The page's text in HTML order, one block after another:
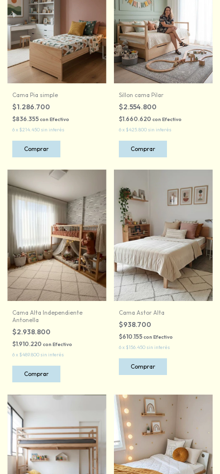
Cama Pia simple
$1.286.700
$836.355con Efectivo
6x $214.450 sin interés
Comprar
Sillon cama Pilar
$2.554.800
$1.660.620 con Efectivo
6x $425.800 sin interés
Comprar
Cama Alta Independiente
Antonella
$2.938.800
$1.910.220 con Efectivo
6x $489.800 sin interés
Comprar
Cama Astor Alta
$938.700
$610.155con Efectivo
6x $156.450 sin interés
Comprar